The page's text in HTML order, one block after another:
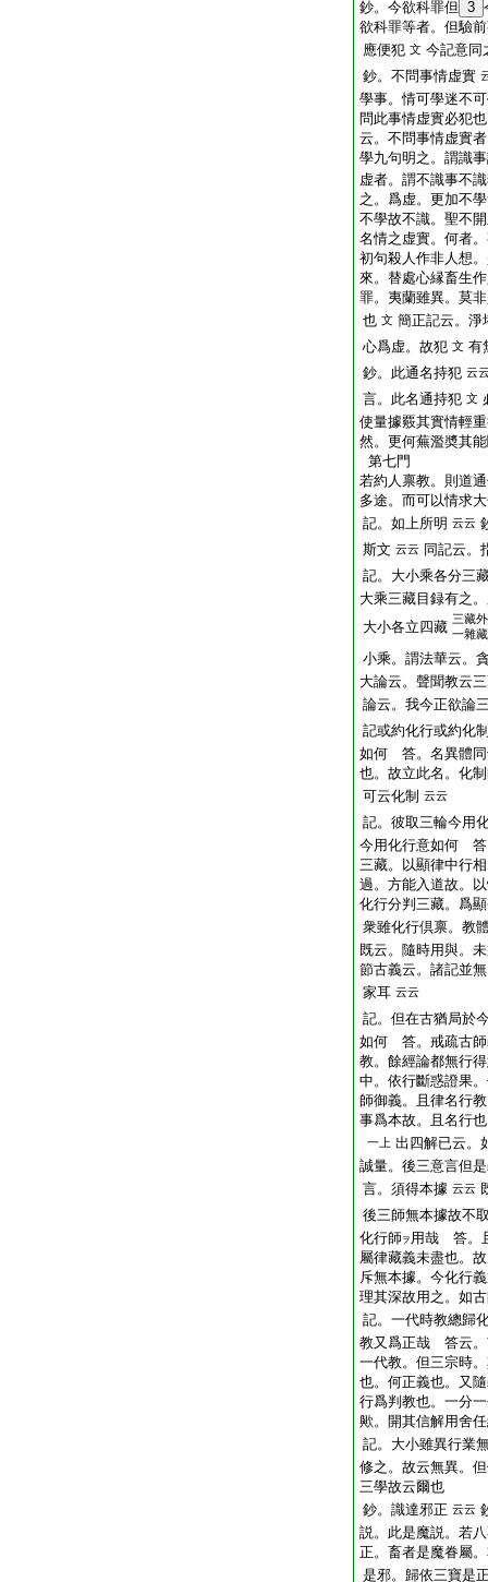
鈔。今欲科罪但 3
欲科罪等者。但驗
應便犯 文 今記意同
鈔。不問事情虚實
學事。情可學迷不
問此事情虚實必犯
云。不問事情虚實
學九句明之。謂識
虚者。謂不識事不
之。爲虚。更加不
不學故不識。聖不
名情之虚實。何者
初句殺人作非人想
來。替處心縁畜生
罪。夷蘭雖異。莫
也 文 簡正記云。淨
心爲虚。故犯 文 有
鈔。此通名持犯 云
言。此名通持犯 文
使量據覈其實情輕
然。更何蕪濫奬其
第七門
若約人禀教。則道
多途。而可以情求
記。如上所明 云云
斯文 云云 同記云。
記。大小乘各分三
大乘三藏目録有之
大小各立四藏 三藏
一雜
小乘。謂法華云。
大論云。聲聞教云
論云。我今正欲論
記或約化行或約化
如何 答。名異體同
也。故立此名。化
可云化制 云云
記。彼取三輪今用
今用化行意如何 答
三藏。以顯律中行
過。方能入道故。
化行分判三藏。爲
衆雖化行倶禀。教
既云。隨時用與。
節古義云。諸記並
家耳 云云
記。但在古猶局於
如何 答。戒疏古師
教。餘經論都無行
中。依行斷惑證果
師御義。且律名行
事爲本故。且名行
一上 出四解已云。
誠量。後三意言但
言。須得本據 云云
後三師無本據故不
化行師ヲ 用哉 答。
屬律藏義未盡也。
斥無本據。今化行
理其深故用之。如
記。一代時教總歸
教又爲正哉 答云。
一代教。但三宗時
也。何正義也。又
行爲判教也。一分
歟。開其信解用舍
記。大小雖異行業
修之。故云無異。
三學故云爾也
鈔。識達邪正 云云
説。此是魔説。若
正。畜者是魔眷屬
是邪。歸依三寶是